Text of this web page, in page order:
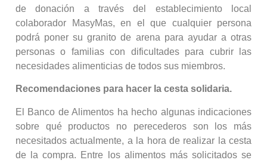
de donación a través del establecimiento local
colaborador MasyMas, en el que cualquier persona
podrá poner su granito de arena para ayudar a otras
personas o familias con dificultades para cubrir las
necesidades alimenticias de todos sus miembros.
Recomendaciones para hacer la cesta solidaria.
El Banco de Alimentos ha hecho algunas indicaciones
sobre qué productos no perecederos son los más
necesitados actualmente, a la hora de realizar la cesta
de la compra. Entre los alimentos más solicitados se